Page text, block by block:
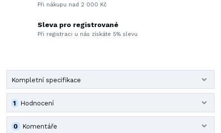
Při nákupu nad 2 000 Kč
Sleva pro registrované
Při registraci u nás získáte 5% slevu
Kompletní specifikace
Hodnocení
1
Komentáře
0